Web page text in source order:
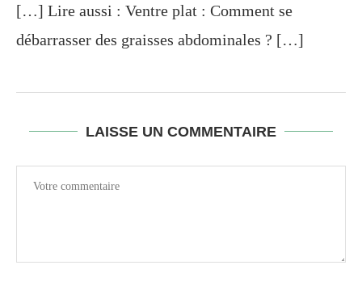
[…] Lire aussi : Ventre plat : Comment se
débarrasser des graisses abdominales ? […]
LAISSE UN COMMENTAIRE